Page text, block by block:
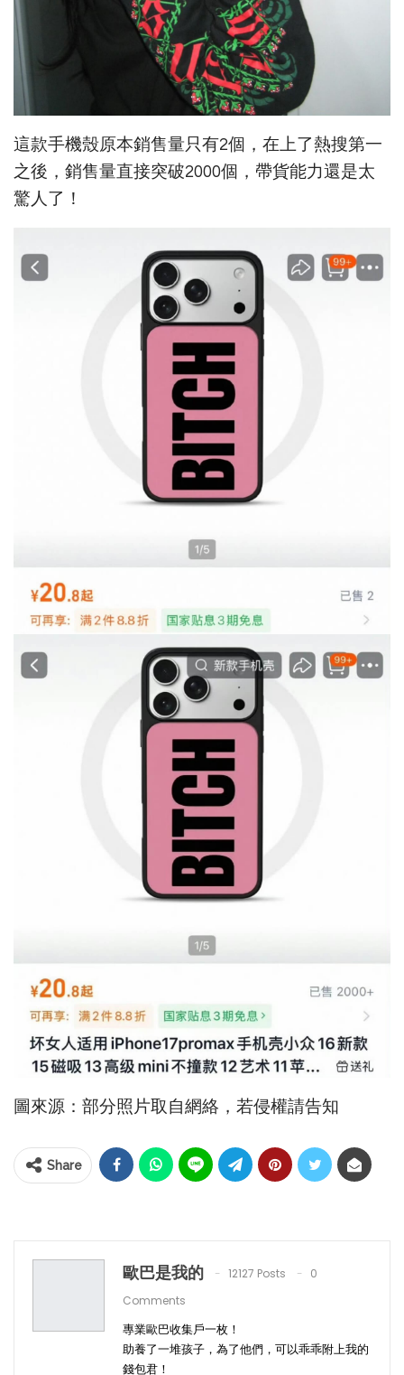
這款手機殼原本銷售量只有2個，在上了熱搜第一
之後，銷售量直接突破2000個，帶貨能力還是太
驚人了！
圖來源：部分照片取自網絡，若侵權請告知
Share
歐巴是我的 12127 Posts
0
Comments
專業歐巴收集戶一枚！
助養了一堆孩子，為了他們，可以乖乖附上我的
錢包君！